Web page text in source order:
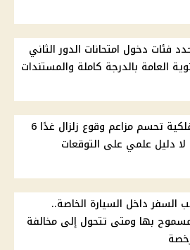
فئات دخول امتحانات الدور الثاني
للثانوية العامة بالدرجة كاملة والمستندات
البحوث الفلكية تحسم مزاعم وقوع زلزال غدًا 6
دليل علمي على التوقعات
السفر داخل السيارة الخاصة..
بها ومتى تتحول إلى مخالفة